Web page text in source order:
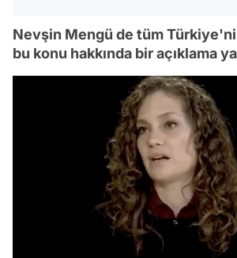
Nevşin Mengü de tüm
bu konu hakkında bir açıklama